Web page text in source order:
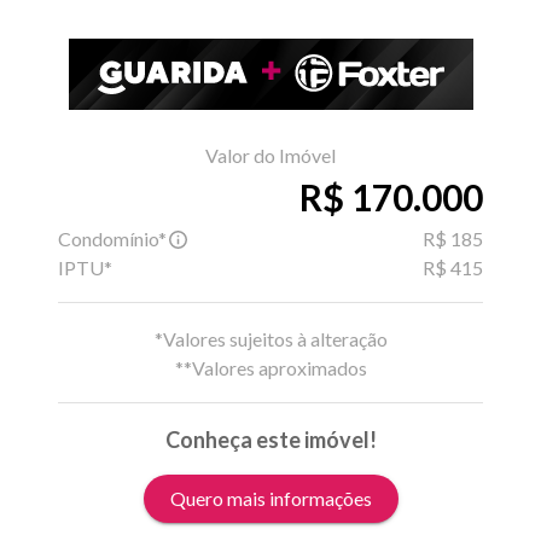
Valor do Imóvel
R$ 170.000
Condomínio*
R$ 185
IPTU*
R$ 415
*Valores sujeitos à alteração
**Valores aproximados
Conheça este imóvel!
Quero mais informações